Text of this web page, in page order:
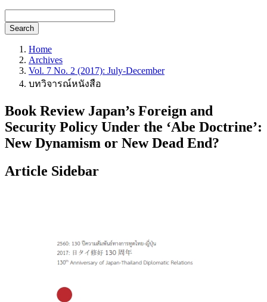
Search
Home
Archives
Vol. 7 No. 2 (2017): July-December
บทวิจารณ์หนังสือ
Book Review Japan’s Foreign and
Security Policy Under the ‘Abe Doctrine’:
New Dynamism or New Dead End?
Article Sidebar